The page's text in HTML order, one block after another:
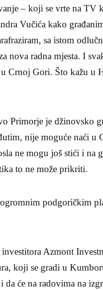
– koji se vrte na TV
Vučića kako
sa istom
radna mjesta. I
Crnoj Gori. Što kažu u
Primorje je džinovsko
nije moguće naći u
ne mogu još stići i na
to ne može prikriti.
podgoričkim
Azmont
koji se gradi u
će na radovima na